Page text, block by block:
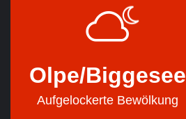
Olpe/Biggesee
Aufgelockerte Bewölkung